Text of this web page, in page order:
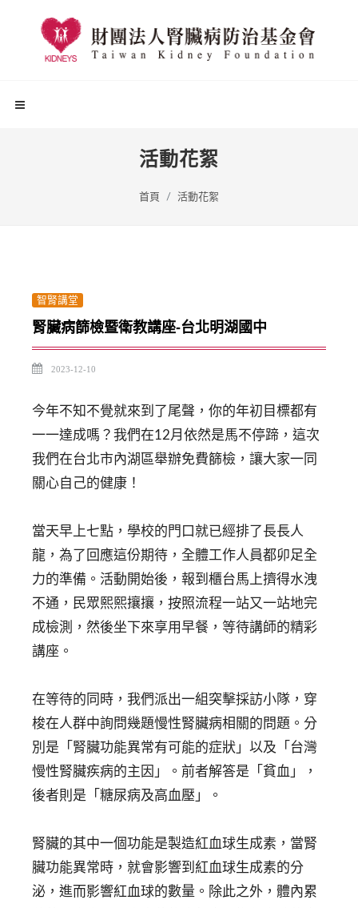
活動花絮
首頁 活動花絮
智腎講堂
腎臟病篩檢暨衛教講座-台北明湖國中
2023-12-10
今年不知不覺就來到了尾聲，你的年初目標都有
一一達成嗎？我們在12月依然是馬不停蹄，這次
我們在台北市內湖區舉辦免費篩檢，讓大家一同
關心自己的健康！
當天早上七點，學校的門口就已經排了長長人
龍，為了回應這份期待，全體工作人員都卯足全
力的準備。活動開始後，報到櫃台馬上擠得水洩
不通，民眾熙熙攘攘，按照流程一站又一站地完
成檢測，然後坐下來享用早餐，等待講師的精彩
講座。
在等待的同時，我們派出一組突擊採訪小隊，穿
梭在人群中詢問幾題慢性腎臟病相關的問題。分
別是「腎臟功能異常有可能的症狀」以及「台灣
慢性腎臟疾病的主因」。前者解答是「貧血」，
後者則是「糖尿病及高血壓」。
腎臟的其中一個功能是製造紅血球生成素，當腎
臟功能異常時，就會影響到紅血球生成素的分
泌，進而影響紅血球的數量。除此之外，體內累